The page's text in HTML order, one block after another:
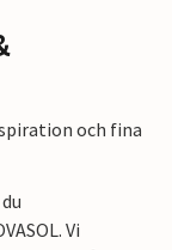
och fina
Vi